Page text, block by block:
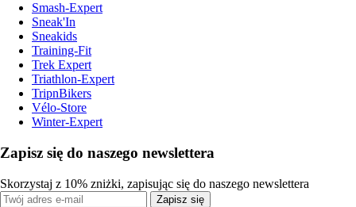
Smash-Expert
Sneak'In
Sneakids
Training-Fit
Trek Expert
Triathlon-Expert
TripnBikers
Vélo-Store
Winter-Expert
Zapisz się do naszego newslettera
Skorzystaj z 10% zniżki, zapisując się do naszego newslettera
Zapisz się